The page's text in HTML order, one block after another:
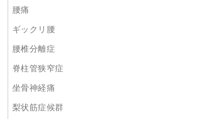
腰痛
ギックリ腰
腰椎分離症
脊柱管狭窄症
坐骨神経痛
梨状筋症候群